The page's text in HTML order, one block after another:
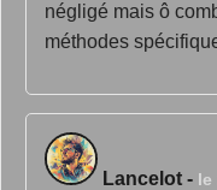
négligé mais ô
méthodes
Lancelot - le